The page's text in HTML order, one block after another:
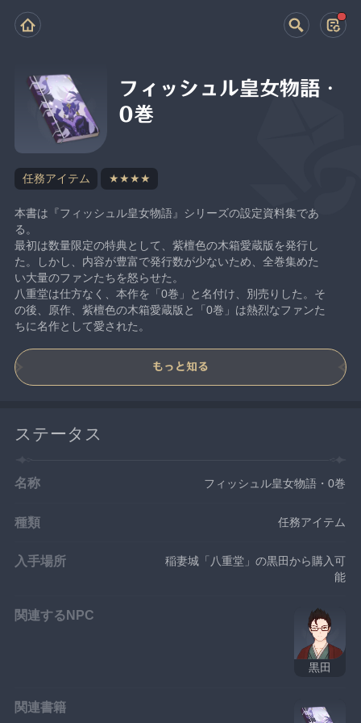
フィッシュル皇女物語・
0巻
任務アイテム ★★★★
本書は『フィッシュル皇女物語』シリーズの設定資料集であ
る。
最初は数量限定の特典として、紫檀色の木箱愛蔵版を発行し
た。しかし、内容が豊富で発行数が少ないため、全巻集めた
い大量のファンたちを怒らせた。
八重堂は仕方なく、本作を「0巻」と名付け、別売りした。そ
の後、原作、紫檀色の木箱愛蔵版と「0巻」は熱烈なファンた
ちに名作として愛された。
もっと知る
ステータス
名称 フィッシュル皇女物語・0巻
種類 任務アイテム
入手場所
稲妻城「八重堂」の黒田から購入可
能
関連するNPC
黒田
関連書籍